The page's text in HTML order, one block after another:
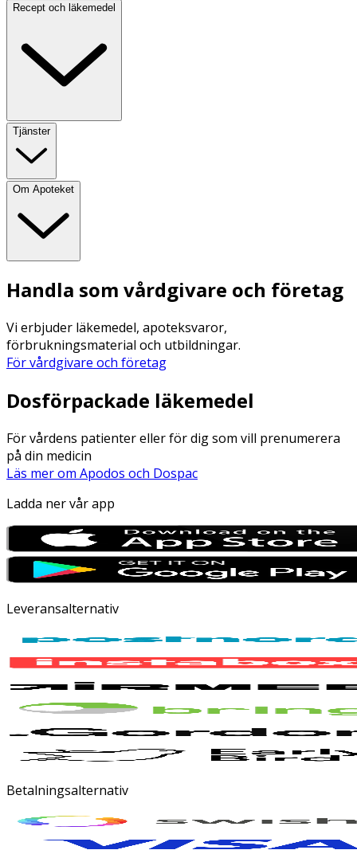
Recept och läkemedel
Tjänster
Om Apoteket
Handla som vårdgivare och företag
Vi erbjuder läkemedel, apoteksvaror,
förbrukningsmaterial och utbildningar.
För vårdgivare och företag
Dosförpackade läkemedel
För vårdens patienter eller för dig som vill prenumerera
på din medicin
Läs mer om Apodos och Dospac
Ladda ner vår app
Leveransalternativ
Betalningsalternativ